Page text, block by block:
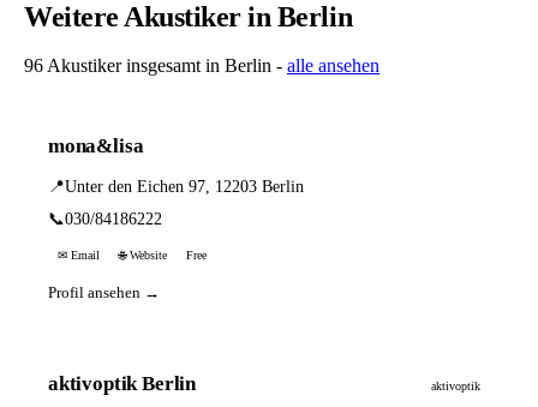
Weitere Akustiker in Berlin
96 Akustiker insgesamt in Berlin - alle ansehen
mona&lisa
📍Unter den Eichen 97, 12203 Berlin
📞030/84186222
✉ Email 🌐 Website Free
Profil ansehen →
aktivoptik Berlin aktivoptik